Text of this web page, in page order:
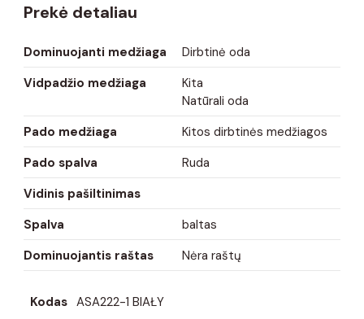
Prekė detaliau
Dominuojanti medžiaga
Dirbtinė oda
Vidpadžio medžiaga
Kita
Natūrali oda
Pado medžiaga
Kitos dirbtinės medžiagos
Pado spalva
Ruda
Vidinis pašiltinimas
Spalva
baltas
Dominuojantis raštas
Nėra raštų
Kodas ASA222-1 BIAŁY